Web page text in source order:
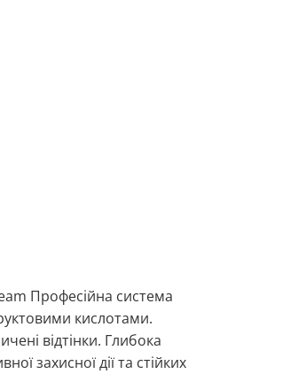
Професійна система
кислотами.
відтінки. Глибока
захисної дії та стійких